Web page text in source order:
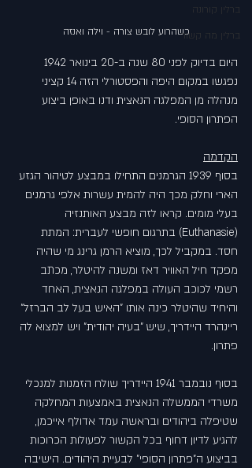
ברלין קורונה
ברלין מה קשורכשהרוע לובש צורה - וילה ואנזה
נפגשו במקום היפה והפסטורלי הזה 14 קציני
מנהלה מן המפלגה הנאצית ודנו באופן ביצוע
הפתרון הסופי.
הקדמה
בסוף 1939 הגרמנים התחילו במבצע לטיהור הגזע
הארי וחלק מכך היה להמית עשרות אלפי גרמנים
בעלי מומים. קראו לזה מבצע האותנזיה
(Euthanasie) בתרגום חופשי לעברית: המתת
חסד. במקביל לכך, מוציא הרמן גרינג מי שהיה
מפקד חיל האוויר דאז ומשנה להיטלר, מכתב
רשמי לכוכב העולה במפלגה הנאצית, האחד
והיחיד שהיטלר כינה אותו "האיש בעל לב הברזל"
ריינהרד היידריך, שיש "בעיה יהודית" ויש למצוא לה
פתרון.
בסוף נובמבר 1941 היידריך שולח הזמנות למנכלי
משרדי הממשלה הנאצית באמצעות המחלקה
שטיפלה ביהודים ובראשה עמד אדולף אייכמן,
להגיע לדיון דחוף בכל הקשור לפעולות הכרוכות
בביצוע ה"פתרון הסופי" לבעיית היהודים. הישיבה